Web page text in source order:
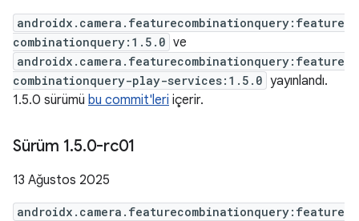
androidx.camera.featurecombinationquery:feature
combinationquery:1.5.0 ve
androidx.camera.featurecombinationquery:feature
combinationquery-play-services:1.5.0 yayınlandı.
1.5.0 sürümü bu commit'leri içerir.
Sürüm 1.5.0-rc01
13 Ağustos 2025
androidx.camera.featurecombinationquery:feature